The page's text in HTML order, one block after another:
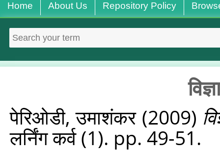
Home About Us Repository Policy
पेरिओडी, उमाशंकर(2009)
लर्निंग कर्व (1). pp. 49-51.